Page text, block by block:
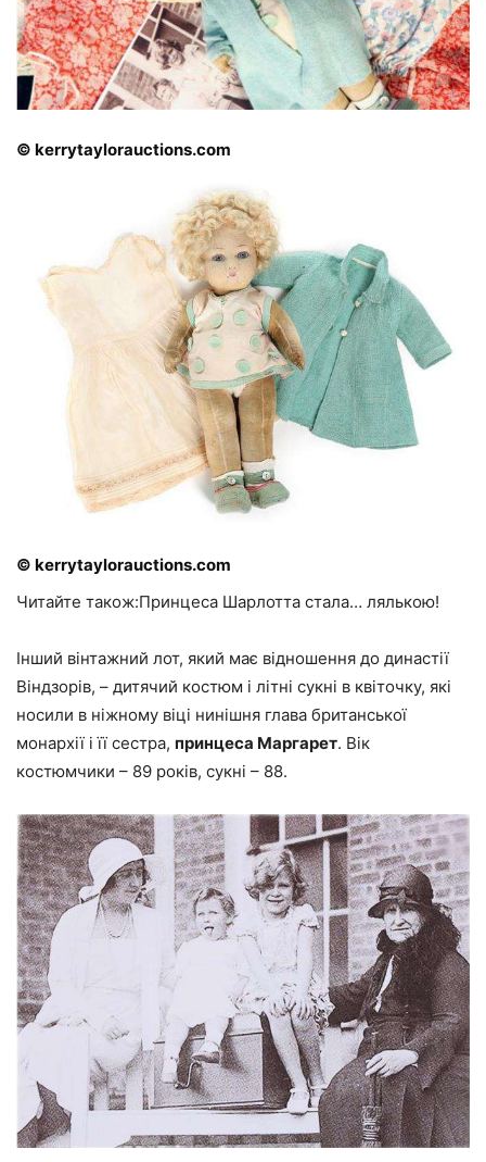
© kerrytaylorauctions.com
© kerrytaylorauctions.com
Читайте також:Принцеса Шарлотта стала… лялькою!
Інший вінтажний лот, який має відношення до династії
Віндзорів, – дитячий костюм і літні сукні в квіточку, які
носили в ніжному віці нинішня глава британської
монархії і її сестра, принцеса Маргарет. Вік
костюмчики – 89 років, сукні – 88.